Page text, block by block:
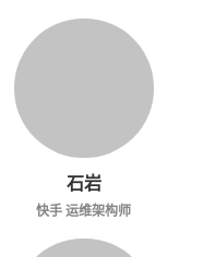
石岩
快手 运维架构师